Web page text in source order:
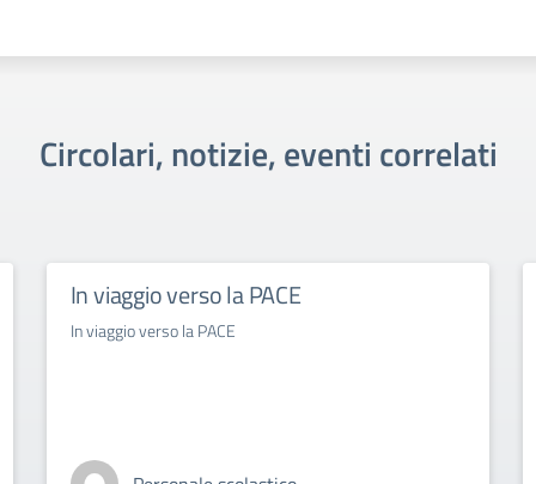
Circolari, notizie, eventi correlati
In viaggio verso la PACE
In viaggio verso la PACE